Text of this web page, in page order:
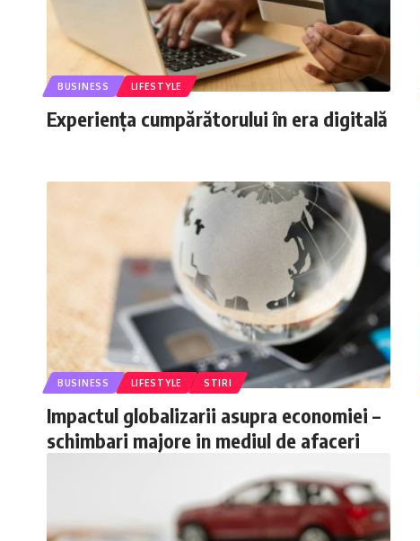
BUSINESS LIFESTYLE
Experiența cumpărătorului în era digitală
BUSINESS LIFESTYLE STIRI
Impactul globalizarii asupra economiei –
schimbari majore in mediul de afaceri